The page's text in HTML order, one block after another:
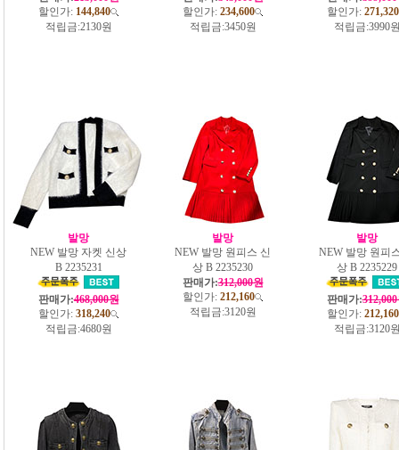
할인가: 144,840
적립금:2130원
할인가: 234,600
적립금:3450원
할인가: 271,320
적립금:3990
발망
NEW 발망 자켓 신상
B 2235231
판매가:468,000원
할인가: 318,240
적립금:4680원
발망
NEW 발망 원피스 신
상 B 2235230
판매가:312,000원
할인가: 212,160
적립금:3120원
발망
NEW 발망 원피
상 B 2235229
판매가:
할인가: 212,160
적립금:3120